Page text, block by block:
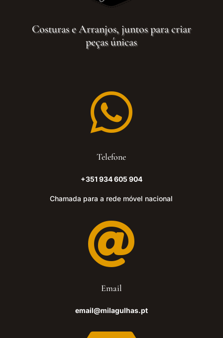
Costuras e Arranjos, juntos para criar
peças únicas

Telefone
+351 934 605 904
Chamada para a rede móvel nacional

Email
email@milagulhas.pt